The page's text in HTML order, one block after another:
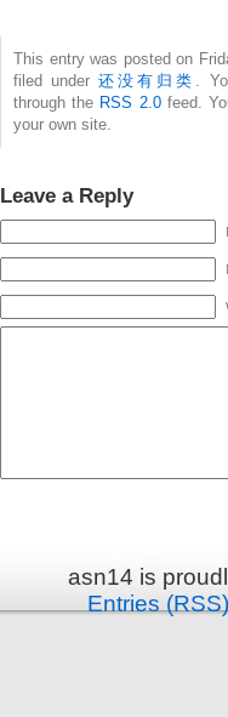
This entry was posted on
filed under还没有归类
.
through the RSS 2.0feed.
your own site.
Leave a Reply
asn14 is
Entries (RSS)